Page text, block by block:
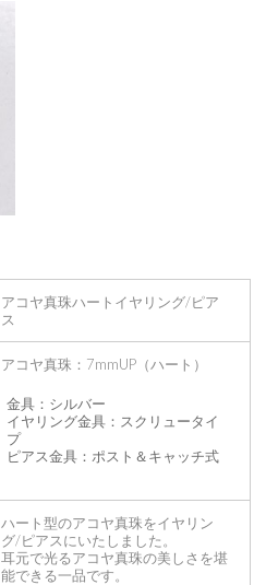
アコヤ真珠ハートイヤリング/ピア
ス
アコヤ真珠：7mmUP（ハート）
金具：シルバー
イヤリング金具：スクリュータイ
プ
ピアス金具：ポスト＆キャッチ式
ハート型のアコヤ真珠をイヤリン
グ/ピアスにいたしました。
耳元で光るアコヤ真珠の美しさを堪
能できる一品です。